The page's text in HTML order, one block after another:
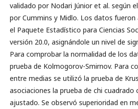
validado por Nodari Júnior et al. según
por Cummins y Midlo. Los datos fueron
el Paquete Estadístico para Ciencias
versión 20.0, asignándole un nivel de
Para comprobar la normalidad de los
prueba de Kolmogorov-Smirnov. Para
entre medias se utilizó la prueba de
asociaciones la prueba de chi cuadrado
ajustado. Se observó superioridad en